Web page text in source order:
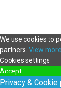
We use cookies to
partners. View more
Cookies settings
Accept
Privacy & Cookie